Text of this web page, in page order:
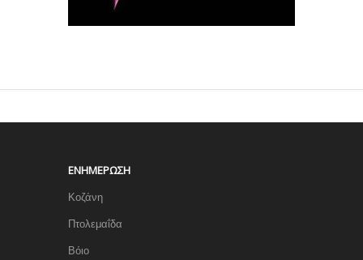
ΕΝΗΜΈΡΩΣΗ
Κοζάνη
Πτολεμαΐδα
Βόιο